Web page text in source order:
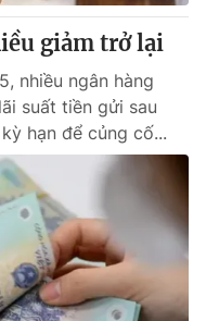
không có sự chấp
khi phát hành lại
giảm trở lại
nhiều ngân hàng
suất tiền gửi sau
hạn để củng cố...